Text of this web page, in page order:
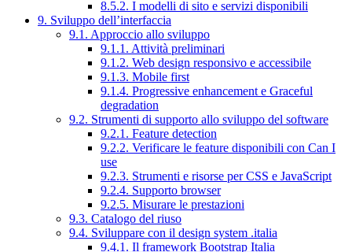
8.5.2. I modelli di sito e servizi disponibili
9. Sviluppo dell’interfaccia
9.1. Approccio allo sviluppo
9.1.1. Attività preliminari
9.1.2. Web design responsivo e accessibile
9.1.3. Mobile first
9.1.4. Progressive enhancement e Graceful
degradation
9.2. Strumenti di supporto allo sviluppo del software
9.2.1. Feature detection
9.2.2. Verificare le feature disponibili con Can I
use
9.2.3. Strumenti e risorse per CSS e JavaScript
9.2.4. Supporto browser
9.2.5. Misurare le prestazioni
9.3. Catalogo del riuso
9.4. Sviluppare con il design system .italia
9.4.1. Il framework Bootstrap Italia